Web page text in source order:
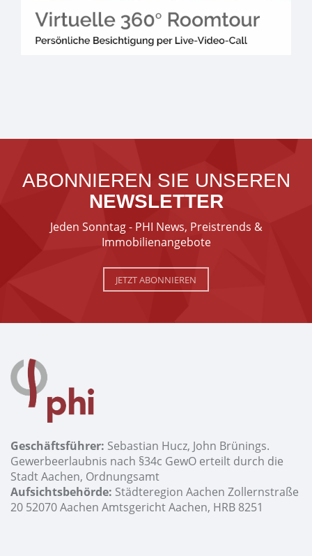
ABONNIEREN SIE UNSEREN
NEWSLETTER
Jeden Sonntag - PHI News, Preistrends &
Immobilienangebote
JETZT ABONNIEREN
Geschäftsführer: Sebastian Hucz, John Brünings.
Gewerbeerlaubnis nach §34c GewO erteilt durch die
Stadt Aachen, Ordnungsamt
Aufsichtsbehörde: Städteregion Aachen Zollernstraße
20 52070 Aachen Amtsgericht Aachen, HRB 8251